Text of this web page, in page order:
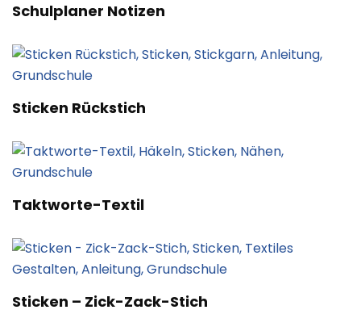
Schulplaner Notizen
Sticken Rückstich
Taktworte-Textil
Sticken – Zick-Zack-Stich